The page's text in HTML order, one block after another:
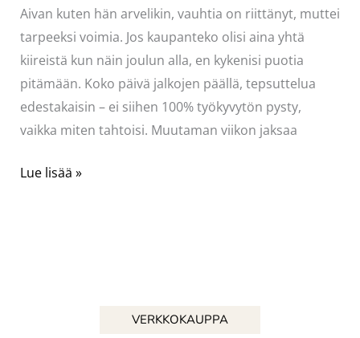
Aivan kuten hän arvelikin, vauhtia on riittänyt, muttei
tarpeeksi voimia. Jos kaupanteko olisi aina yhtä
kiireistä kun näin joulun alla, en kykenisi puotia
pitämään. Koko päivä jalkojen päällä, tepsuttelua
edestakaisin – ei siihen 100% työkyvytön pysty,
vaikka miten tahtoisi. Muutaman viikon jaksaa
Hiljaiseloa
Lue lisää »
VERKKOKAUPPA